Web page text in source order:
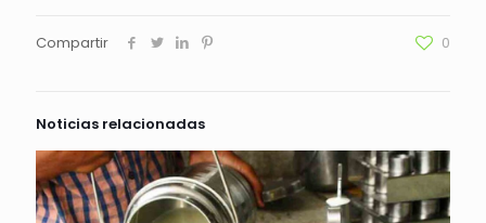
Compartir 0
Noticias relacionadas